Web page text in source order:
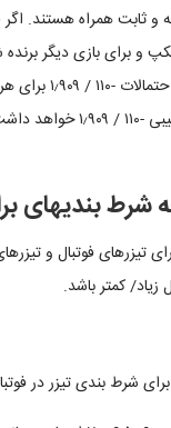
و برای بازی دیگر
۳۶۵ یورو
بندی­های
تیزرهای فوتبال و
کمتر باشد.
شرط بندی تیزر در